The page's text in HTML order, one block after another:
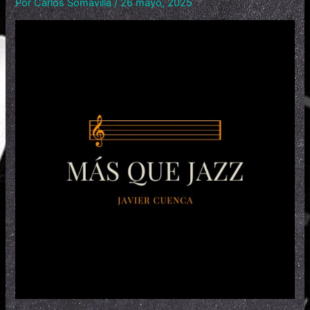
PorCarlos Somavilla/26 mayo, 2025